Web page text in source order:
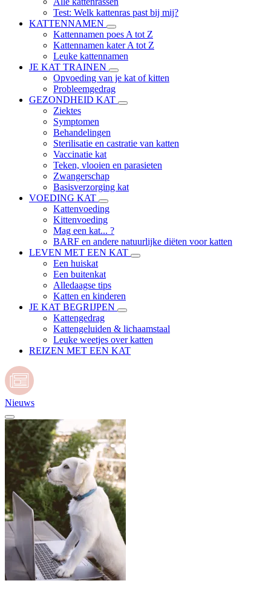
Test: Welk kattenras past bij mij?
KATTENNAMEN
Kattennamen poes A tot Z
Kattennamen kater A tot Z
Leuke kattennamen
JE KAT TRAINEN
Opvoeding van je kat of kitten
Probleemgedrag
GEZONDHEID KAT
Ziektes
Symptomen
Behandelingen
Sterilisatie en castratie van katten
Vaccinatie kat
Teken, vlooien en parasieten
Zwangerschap
Basisverzorging kat
VOEDING KAT
Kattenvoeding
Kittenvoeding
Mag een kat... ?
BARF en andere natuurlijke diëten voor katten
LEVEN MET EEN KAT
Een huiskat
Een buitenkat
Alledaagse tips
Katten en kinderen
JE KAT BEGRIJPEN
Kattengedrag
Kattengeluiden & lichaamstaal
Leuke weetjes over katten
REIZEN MET EEN KAT
Nieuws